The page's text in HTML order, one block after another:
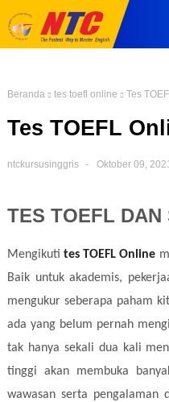
Beranda tes toefl online Tes
Tes TOEFL
ntckursusinggris Oktober 09,
TES TOEFL DAN
Mengikutites TOEFL Online
Baik untuk akademis,
mengukur seberapa paham
ada yang belum pernah
tak hanya sekali dua kali
tinggi akan membuka
wawasan serta pengalaman